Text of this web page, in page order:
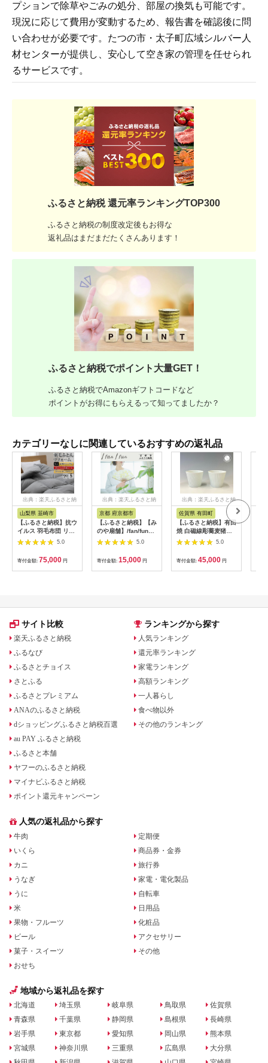
プションで除草やごみの処分、部屋の換気も可能です。
現況に応じて費用が変動するため、報告書を確認後に問
い合わせが必要です。たつの市・太子町広域シルバー人
材センターが提供し、安心して空き家の管理を任せられ
るサービスです。
ふるさと納税 還元率ランキングTOP300
ふるさと納税の制度改定後もお得な
返礼品はまだまだたくさんあります！
ふるさと納税でポイント大量GET！
ふるさと納税でAmazonギフトコードなど
ポイントがお得にもらえるって知ってましたか？
カテゴリーなしに関連しているおすすめの返礼品
出典：楽天ふるさと納
山梨県 韮崎市
【ふるさと納税】抗ウ
イルス 羽毛布団 リフ
ォーム 打ち直し シン
グル 【ホワイトダッ
クダウン90％】 仕立
て直し 【無地 グレ
ー】リフォーム 布団
/ 山梨県 韮崎市
5.0
寄付金額: 75,000 円
出典：楽天ふるさと納
京都 府京都市
【ふるさと納税】【み
のや扇舗】/fan/fun扇
子
5.0
寄付金額: 15,000 円
出典：楽天ふるさと納
佐賀県 有田町
【ふるさと納税】有田
焼 白磁線彫蕎麦猪口
セット【中仙窯・中尾
純作】作家 中尾純 作
家物 そば猪口 白磁 白
お蕎麦 おそば 小鉢 和
食 日本食 器 うつわ
5.0
寄付金額: 45,000 円
サイト比較
楽天ふるさと納税
ふるなび
ふるさとチョイス
さとふる
ふるさとプレミアム
ANAのふるさと納税
dショッピングふるさと納税百選
au PAY ふるさと納税
ふるさと本舗
ヤフーのふるさと納税
マイナビふるさと納税
ポイント還元キャンペーン
ランキングから探す
人気ランキング
還元率ランキング
家電ランキング
高額ランキング
一人暮らし
食べ物以外
その他のランキング
人気の返礼品から探す
牛肉
いくら
カニ
うなぎ
うに
米
果物・フルーツ
ビール
菓子・スイーツ
おせち
定期便
商品券・金券
旅行券
家電・電化製品
自転車
日用品
化粧品
アクセサリー
その他
地域から返礼品を探す
北海道
青森県
岩手県
宮城県
埼玉県
千葉県
東京都
神奈川県
岐阜県
静岡県
愛知県
三重県
鳥取県
島根県
岡山県
広島県
佐賀県
長崎県
熊本県
大分県